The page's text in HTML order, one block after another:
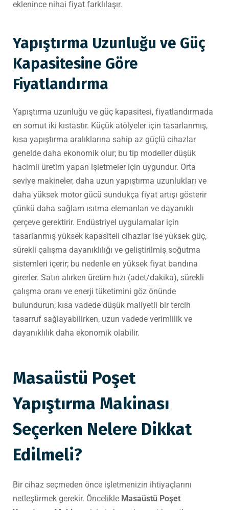
eklenince nihai fiyat farklılaşır.
Yapıştırma Uzunluğu ve Güç
Kapasitesine Göre
Fiyatlandırma
Yapıştırma uzunluğu ve güç kapasitesi, fiyatlandırmada
en somut iki kıstastır. Küçük atölyeler için tasarlanmış,
kısa yapıştırma aralıklarına sahip az güçlü cihazlar
genelde daha ekonomik olur; bu tip modeller düşük
hacimli üretim yapan işletmeler için uygundur. Orta
seviye makineler, daha uzun yapıştırma uzunlukları ve
daha yüksek motor gücü sundukça fiyat artışı gösterir
çünkü daha sağlam ısıtma elemanları ve dayanıklı
çerçeve gerektirir. Endüstriyel uygulamalar için
tasarlanmış yüksek kapasiteli cihazlar ise yüksek güç,
sürekli çalışma dayanıklılığı ve geliştirilmiş soğutma
sistemleri içerir; bu nedenle en yüksek fiyat bandına
girerler. Satın alırken üretim hızı (adet/dakika), sürekli
çalışma oranı ve enerji tüketimini göz önünde
bulundurun; kısa vadede düşük maliyetli bir tercih
tasarruf sağlayabilirken, uzun vadede verimlilik ve
dayanıklılık daha ekonomik olabilir.
Masaüstü Poşet
Yapıştırma Makinası
Seçerken Nelere Dikkat
Edilmeli?
Bir cihaz seçmeden önce işletmenizin ihtiyaçlarını
netleştirmek gerekir. Öncelikle Masaüstü Poşet